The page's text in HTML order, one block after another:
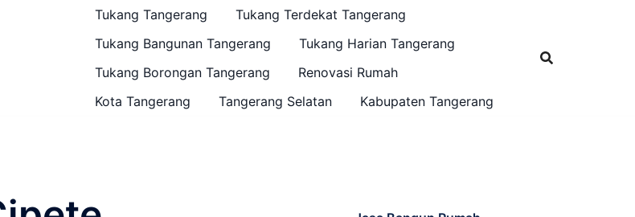
Tukang Tangerang
Tukang Terdekat Tangerang
Tukang Bangunan Tangerang
Tukang Harian Tangerang
Tukang Borongan Tangerang
Renovasi Rumah
Kota Tangerang
Tangerang Selatan Kabupaten Tangerang